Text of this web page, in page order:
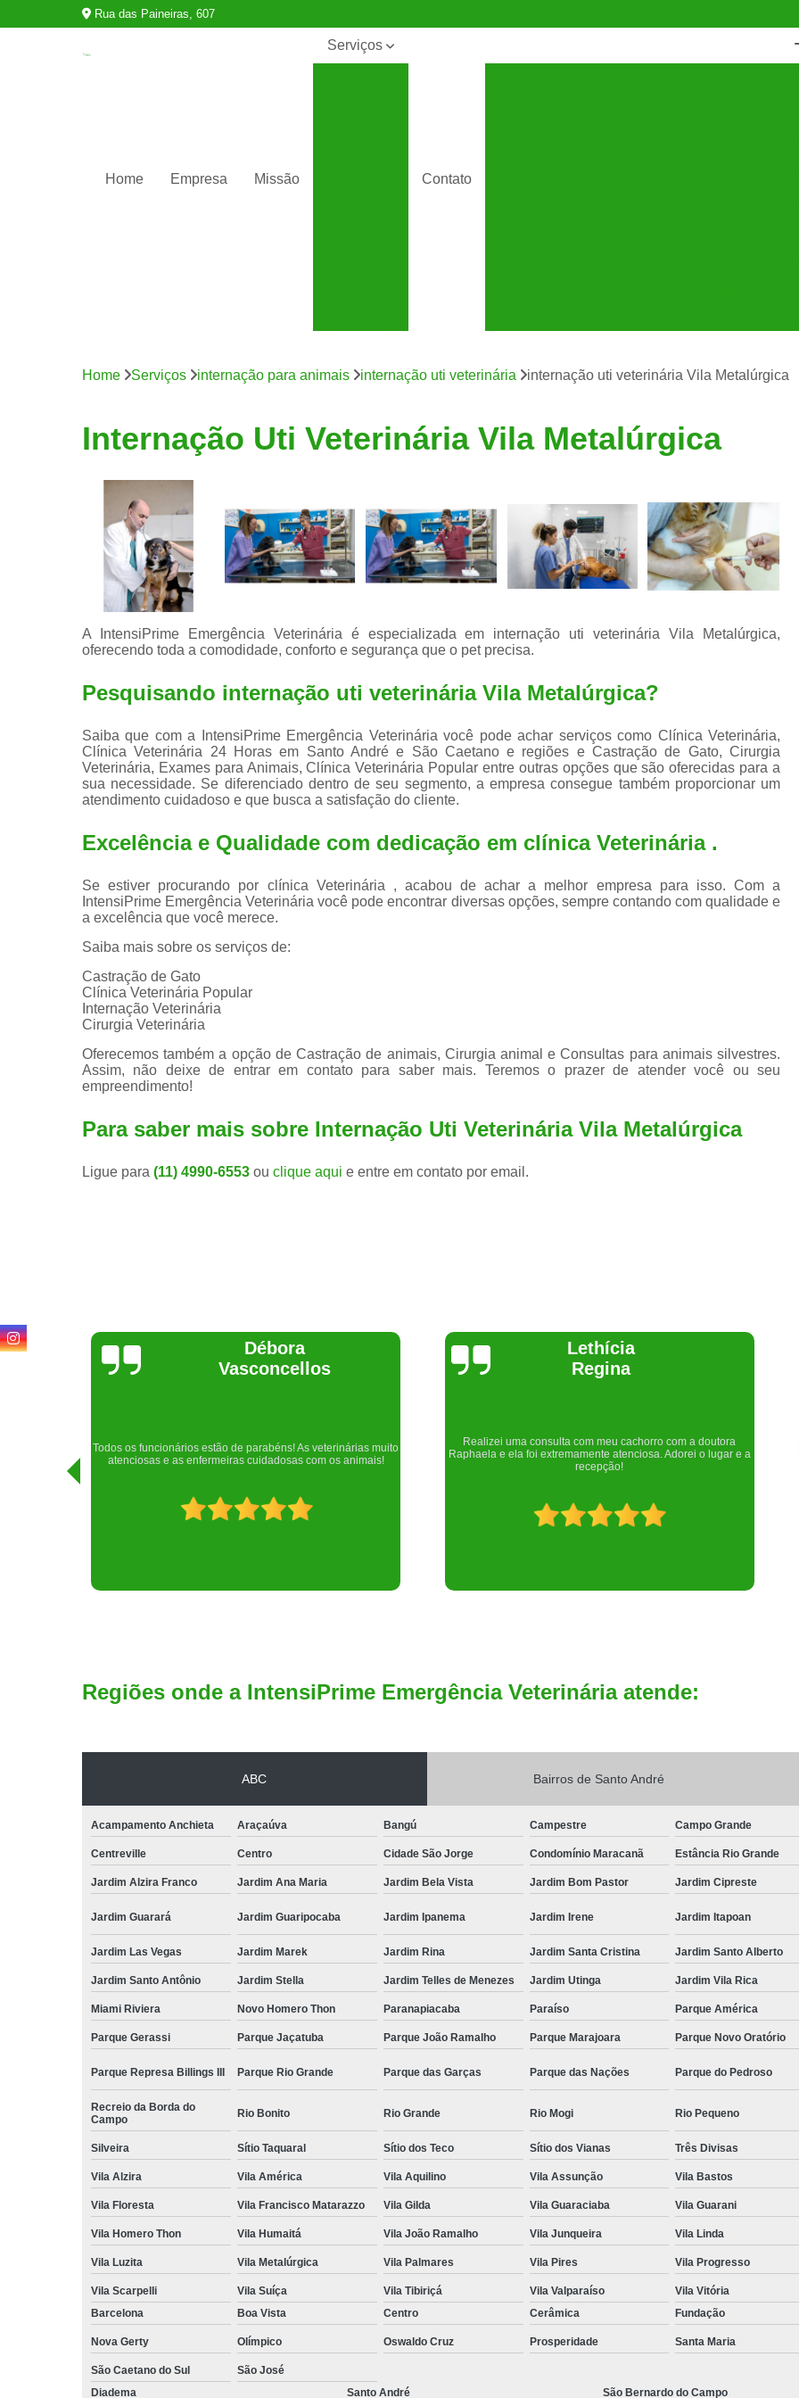
Rua das Paineiras, 607
Home Empresa Missão
Serviços
animais
para
tártaro
Contato
Clínica Veterinária Especializada em Cães
Clínica Veterinária Santo André
Consulta de
Consulta Médica
Consulta Médica Veterinária para
Consulta para
Consulta para Animais Silvestres São
Consulta Veterinária para Silvestres
Exame de Laboratório para Animais
Exame de Raio X para Animais
Exame para Animais Santo André
Internação para Animais de Estimação
Limpeza de Tártaro em Cachorro
Limpeza de Tártaro para Gatos
Home Serviços internação para animais internação uti veterinária internação uti veterinária Vila Metalúrgica
Internação Uti Veterinária Vila Metalúrgica
A IntensiPrime Emergência Veterinária é especializada em internação uti veterinária Vila Metalúrgica,
oferecendo toda a comodidade, conforto e segurança que o pet precisa.
Pesquisando internação uti veterinária Vila Metalúrgica?
Saiba que com a IntensiPrime Emergência Veterinária você pode achar serviços como Clínica Veterinária,
Clínica Veterinária 24 Horas em Santo André e São Caetano e regiões e Castração de Gato, Cirurgia
Veterinária, Exames para Animais, Clínica Veterinária Popular entre outras opções que são oferecidas para a
sua necessidade. Se diferenciado dentro de seu segmento, a empresa consegue também proporcionar um
atendimento cuidadoso e que busca a satisfação do cliente.
Excelência e Qualidade com dedicação em clínica Veterinária .
Se estiver procurando por clínica Veterinária , acabou de achar a melhor empresa para isso. Com a
IntensiPrime Emergência Veterinária você pode encontrar diversas opções, sempre contando com qualidade e
a excelência que você merece.
Saiba mais sobre os serviços de:
Castração de Gato
Clínica Veterinária Popular
Internação Veterinária
Cirurgia Veterinária
Oferecemos também a opção de Castração de animais, Cirurgia animal e Consultas para animais silvestres.
Assim, não deixe de entrar em contato para saber mais. Teremos o prazer de atender você ou seu
empreendimento!
Para saber mais sobre Internação Uti Veterinária Vila Metalúrgica
Ligue para (11) 4990-6553 ou clique aqui e entre em contato por email.
Lethícia
Regina
Realizei uma consulta com meu cachorro com a doutora
Raphaela e ela foi extremamente atenciosa. Adorei o lugar e a
recepção!
Joelma Lilian
Um lugar maravilhoso. Sempre serei grata pelo que fizeram por
nós!
Regiões onde a IntensiPrime Emergência Veterinária atende:
ABC Bairros de Santo André
Acampamento Anchieta Araçaúva Bangú Campestre Campo Grande
Centreville Centro Cidade São Jorge Condomínio Maracanã Estância Rio Grande
Jardim Alzira Franco Jardim Ana Maria Jardim Bela Vista Jardim Bom Pastor Jardim Cipreste
Jardim Guarará Jardim Guaripocaba Jardim Ipanema Jardim Irene Jardim Itapoan
Jardim Las Vegas Jardim Marek Jardim Rina Jardim Santa Cristina Jardim Santo Alberto
Jardim Santo Antônio Jardim Stella Jardim Telles de Menezes Jardim Utinga Jardim Vila Rica
Miami Riviera Novo Homero Thon Paranapiacaba Paraíso Parque América
Parque Gerassi Parque Jaçatuba Parque João Ramalho Parque Marajoara Parque Novo Oratório
Parque Represa Billings III Parque Rio Grande Parque das Garças Parque das Nações Parque do Pedroso
Recreio da Borda do
Campo
Rio Bonito Rio Grande Rio Mogi Rio Pequeno
Silveira Sítio Taquaral Sítio dos Teco Sítio dos Vianas Três Divisas
Vila Alzira Vila América Vila Aquilino Vila Assunção Vila Bastos
Vila Floresta Vila Francisco Matarazzo Vila Gilda Vila Guaraciaba Vila Guarani
Vila Homero Thon Vila Humaitá Vila João Ramalho Vila Junqueira Vila Linda
Vila Luzita Vila Metalúrgica Vila Palmares Vila Pires Vila Progresso
Vila Scarpelli Vila Suíça Vila Tibiriçá Vila Valparaíso Vila Vitória
Barcelona
Boa Vista Centro Cerâmica Fundação
Nova Gerty Olímpico Oswaldo Cruz Prosperidade Santa Maria
São Caetano do Sul
São José
Diadema
Santo André São Bernardo do Campo